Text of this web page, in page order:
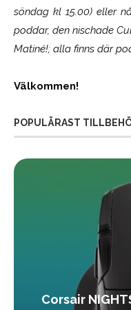
söndag kl 15.00) eller
poddar, den nischade
Matiné!; alla finns där
Välkommen!
POPULÄRAST
Corsair